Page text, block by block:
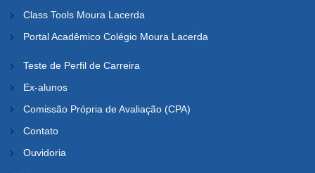
Class Tools Moura Lacerda
Portal Acadêmico Colégio Moura Lacerda
Teste de Perfil de Carreira
Ex-alunos
Comissão Própria de Avaliação (CPA)
Contato
Ouvidoria